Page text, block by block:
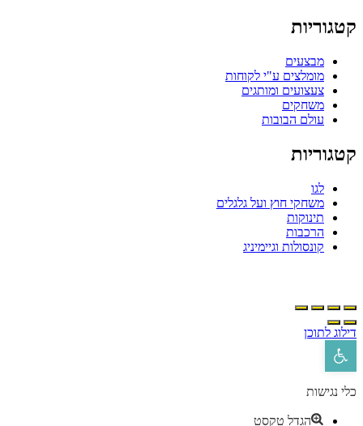
קטגוריות
מבצעים
מומלצים ע"י לקוחות
צעצועים ומותגים
משחקים
עולם הבובות
קטגוריות
לגו
משחקי חוץ ועל גלגלים
תינוקות
הרכבות
קונסולות וגיימיניג
דילוג לתוכן
פתח סרגל נגישות
כלי נגישות
הגדל טקסט